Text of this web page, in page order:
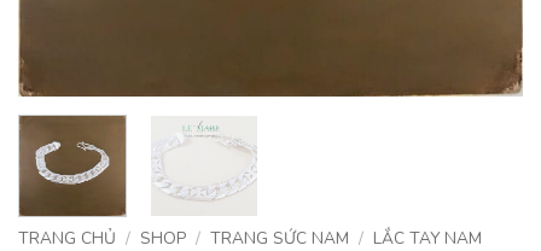
TRANG CHỦ / SHOP / TRANG SỨC NAM / LẮC TAY NAM